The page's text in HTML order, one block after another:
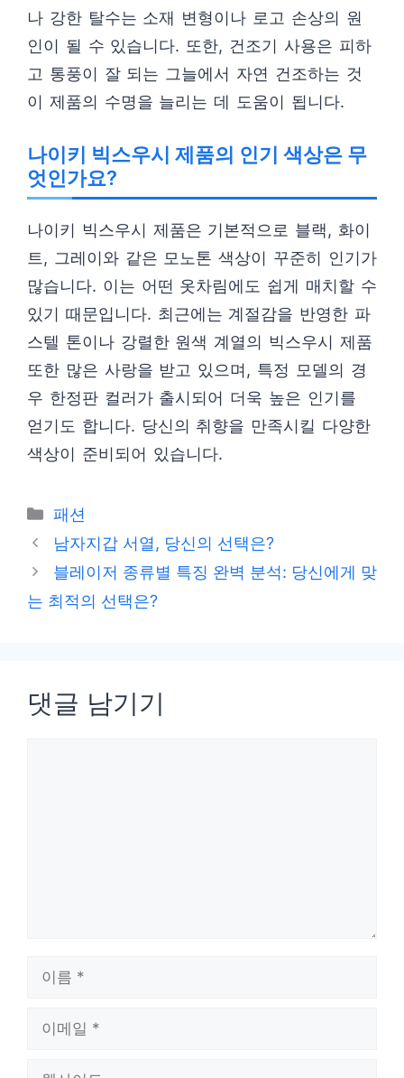
나 강한 탈수는 소재 변형이나 로고 손상의 원
인이 될 수 있습니다. 또한, 건조기 사용은 피하
고 통풍이 잘 되는 그늘에서 자연 건조하는 것
이 제품의 수명을 늘리는 데 도움이 됩니다.
나이키 빅스우시 제품의 인기 색상은 무
엇인가요?
나이키 빅스우시 제품은 기본적으로 블랙, 화이
트, 그레이와 같은 모노톤 색상이 꾸준히 인기가
많습니다. 이는 어떤 옷차림에도 쉽게 매치할 수
있기 때문입니다. 최근에는 계절감을 반영한 파
스텔 톤이나 강렬한 원색 계열의 빅스우시 제품
또한 많은 사랑을 받고 있으며, 특정 모델의 경
우 한정판 컬러가 출시되어 더욱 높은 인기를
얻기도 합니다. 당신의 취향을 만족시킬 다양한
색상이 준비되어 있습니다.
카
테
리
패션
남자지갑 서열, 당신의 선택은?
블레이저 종류별 특징 완벽 분석: 당신에게 맞
는 최적의 선택은?
댓글 남기기